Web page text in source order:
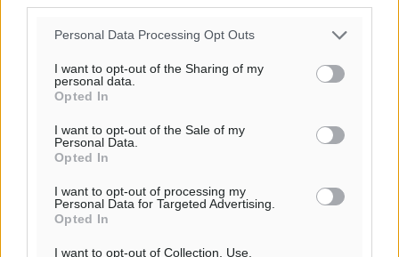
Personal Data Processing Opt Outs
I want to opt-out of the Sharing of my
personal data.
Opted In
I want to opt-out of the Sale of my
Personal Data.
Opted In
I want to opt-out of processing my
Personal Data for Targeted Advertising.
Opted In
I want to opt-out of Collection, Use,
Τοπικές Ειδήσεις• πριν 33 λεπτά
Γ.Σ. Διαγόρας: Στα «κυανέρυθρα» ο Janni Pembe
Αθλητικά• πριν 2 ώρες
Σύλληψη 21χρονου για ναρκωτικά στη Ρόδο
Με 13,1% κάλυψη εργαζομένων από συλλογικές
συμβάσεις, η Ελλάδα στον “πάτο” της ΕΕ